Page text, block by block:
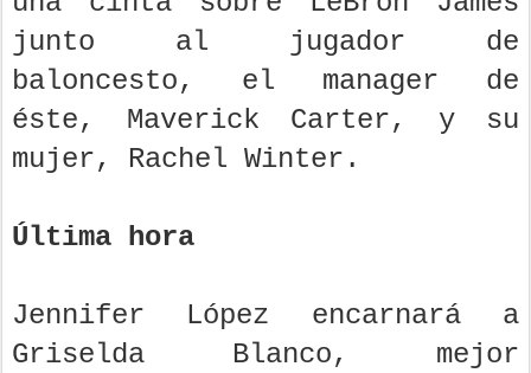
junto al jugador de
baloncesto, el manager de
éste, Maverick Carter, y su
mujer, Rachel Winter.
Última hora
Jennifer López encarnará a
Griselda Blanco, mejor